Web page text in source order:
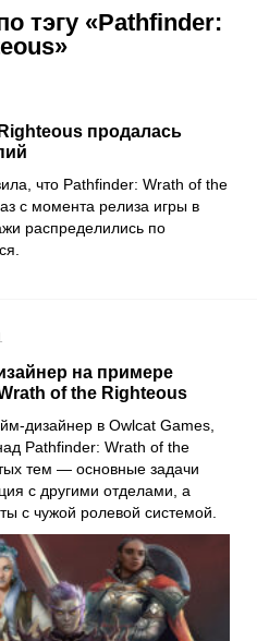
тэгу «Pathfinder:
продалась
что Pathfinder: Wrath of the
с момента релиза игры в
распределились по
на примере
of the Righteous
дизайнер в Owlcat Games
Pathfinder: Wrath of the
тем — основные задачи
с другими отделами, а
с чужой ролевой системой.